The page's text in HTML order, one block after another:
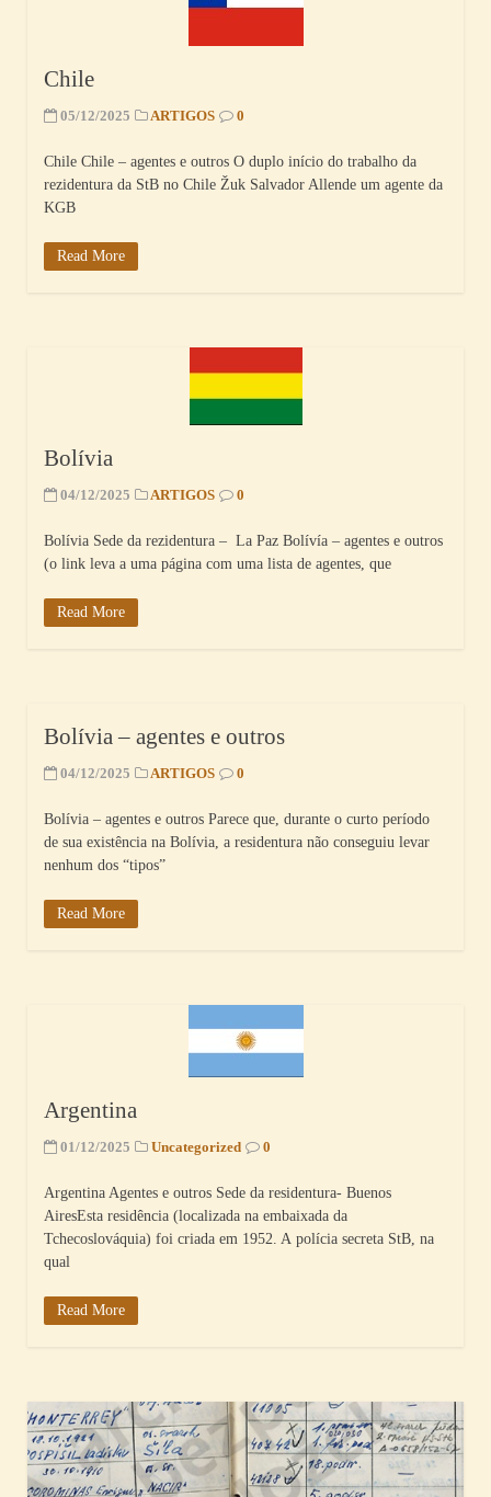
Chile
05/12/2025 ARTIGOS 0
Chile Chile – agentes e outros O duplo início do trabalho da
rezidentura da StB no Chile Žuk Salvador Allende um agente da
KGB
Read More
Bolívia
04/12/2025 ARTIGOS 0
Bolívia Sede da rezidentura – La Paz Bolívía – agentes e outros
(o link leva a uma página com uma lista de agentes, que
Read More
Bolívia – agentes e outros
04/12/2025 ARTIGOS 0
Bolívia – agentes e outros Parece que, durante o curto período
de sua existência na Bolívia, a residentura não conseguiu levar
nenhum dos “tipos”
Read More
Argentina
01/12/2025 Uncategorized 0
Argentina Agentes e outros Sede da residentura- Buenos
AiresEsta residência (localizada na embaixada da
Tchecoslováquia) foi criada em 1952. A polícia secreta StB, na
qual
Read More